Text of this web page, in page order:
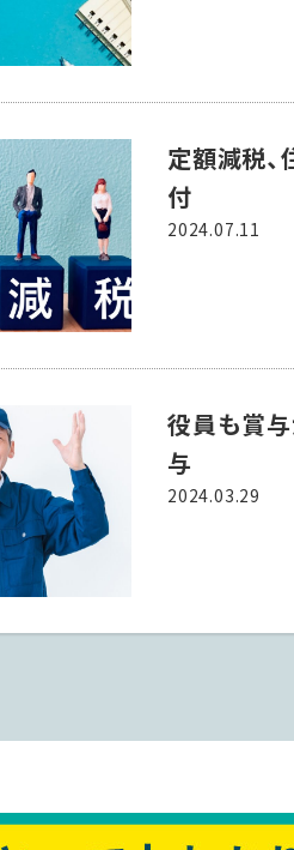
定額減税
付
2024.07.11
役員も賞
与
2024.03.29